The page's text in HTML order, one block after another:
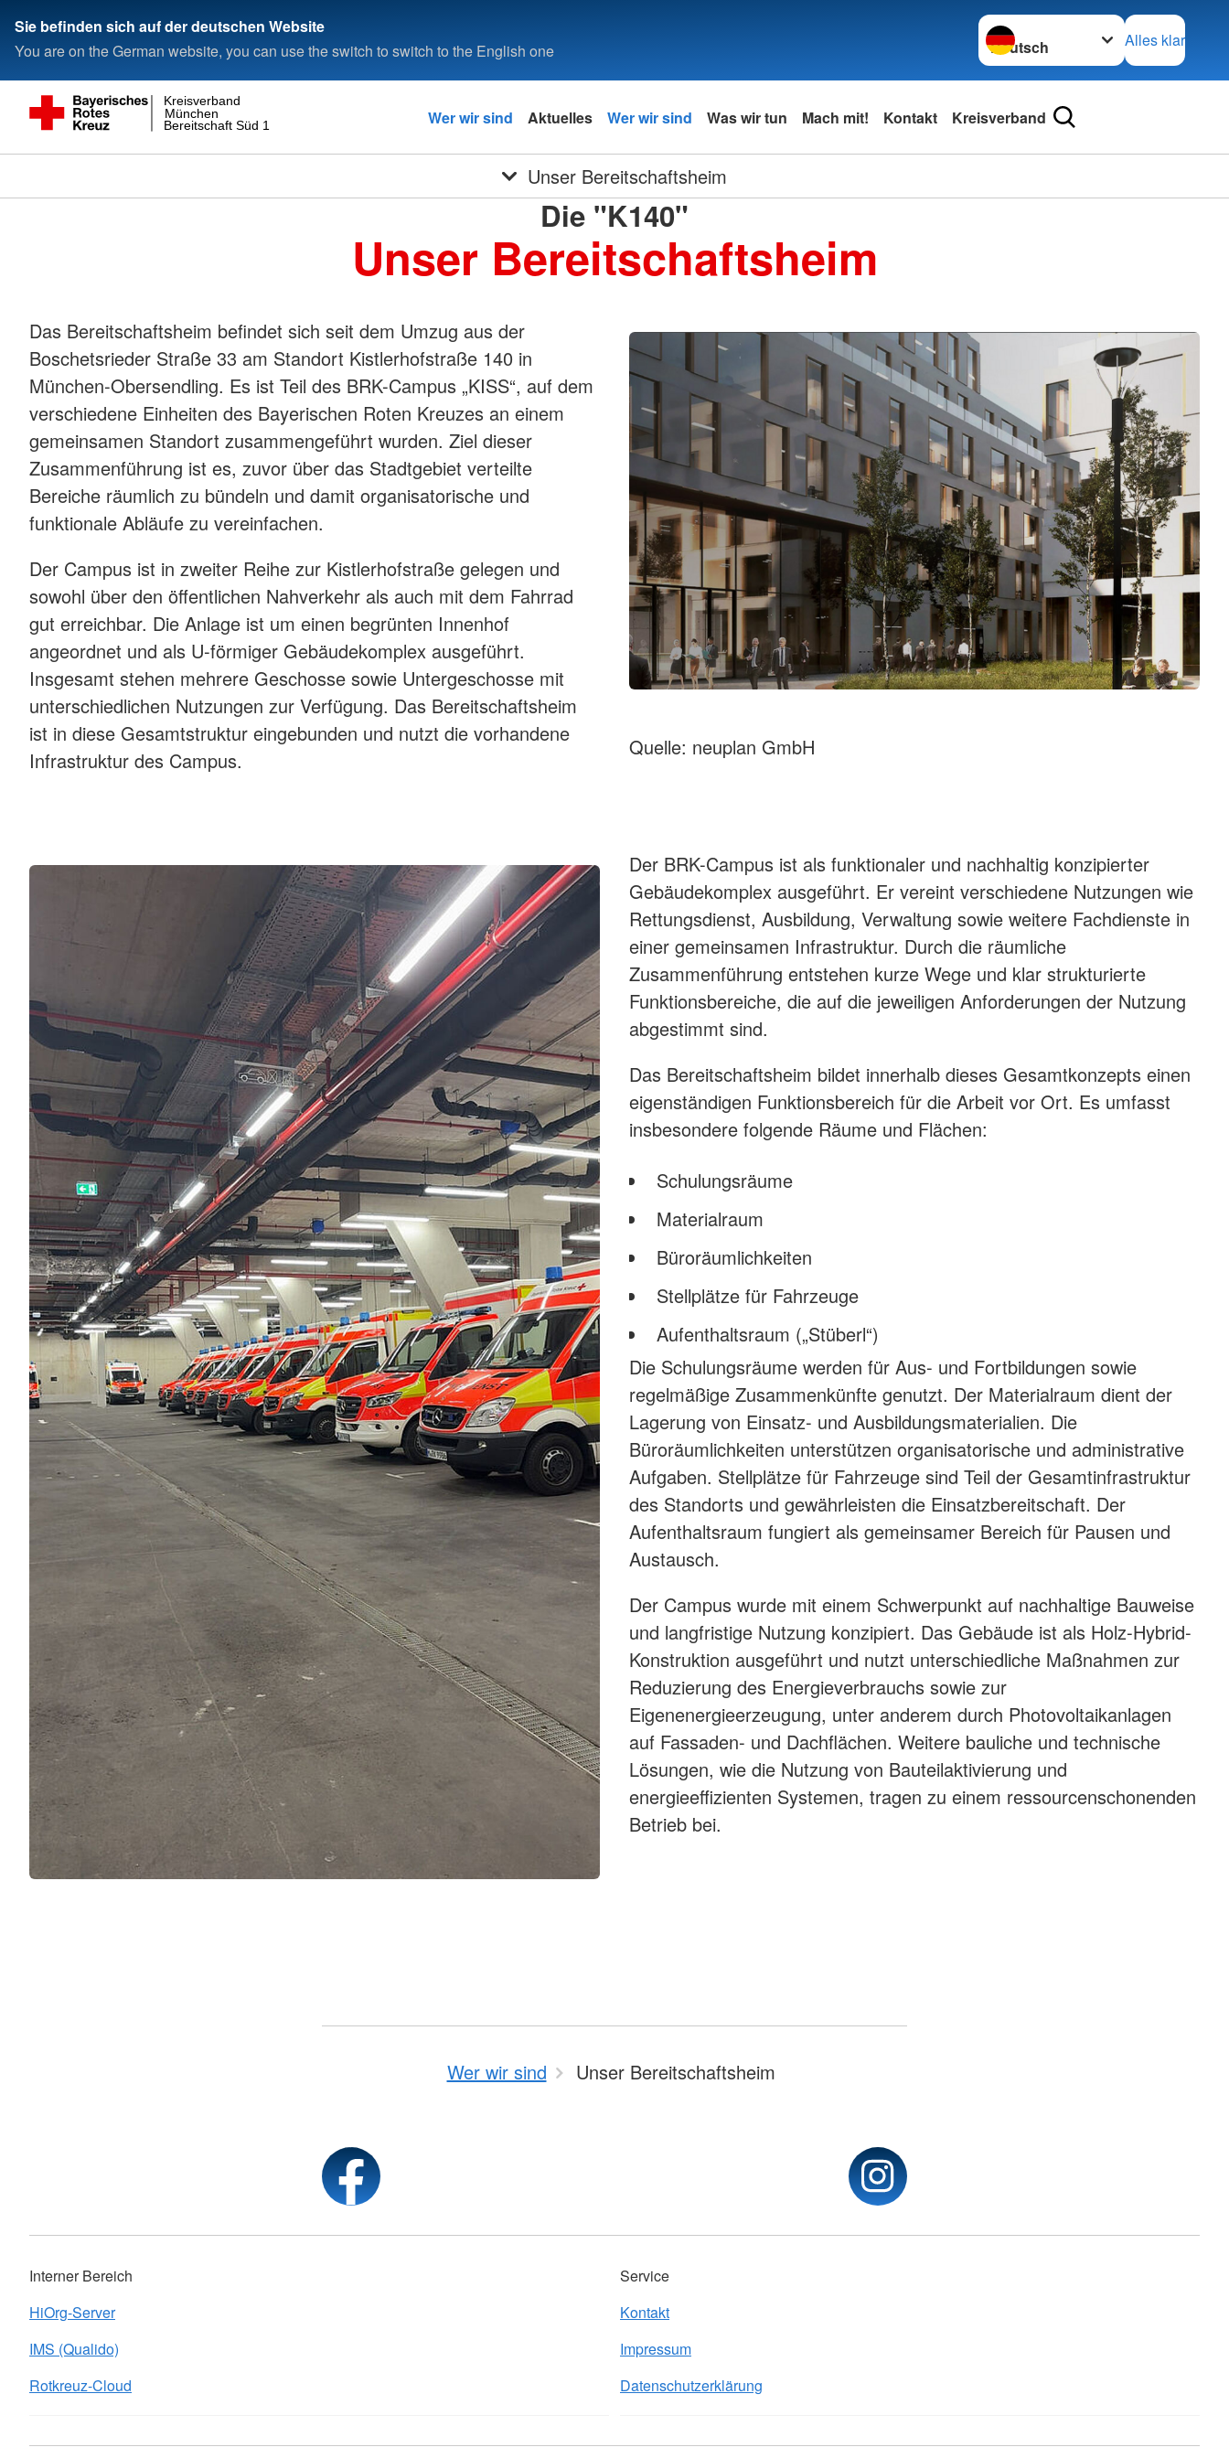
Sie befinden sich auf der deutschen Website
You are on the German website, you can use the switch to switch to the English one
Sprache wechseln zu
Alles klar
Bereitschaft Süd 1
München
Kreisverband
Wer wir sind Aktuelles Wer wir sind Was wir tun Mach mit! Kontakt Kreisverband
Unser Bereitschaftsheim
Die "K140"
Unser Bereitschaftsheim
Das Bereitschaftsheim befindet sich seit dem Umzug aus der
Boschetsrieder Straße 33 am Standort Kistlerhofstraße 140 in
München-Obersendling. Es ist Teil des BRK-Campus „KISS“, auf dem
verschiedene Einheiten des Bayerischen Roten Kreuzes an einem
gemeinsamen Standort zusammengeführt wurden. Ziel dieser
Zusammenführung ist es, zuvor über das Stadtgebiet verteilte
Bereiche räumlich zu bündeln und damit organisatorische und
funktionale Abläufe zu vereinfachen.
Der Campus ist in zweiter Reihe zur Kistlerhofstraße gelegen und
sowohl über den öffentlichen Nahverkehr als auch mit dem Fahrrad
gut erreichbar. Die Anlage ist um einen begrünten Innenhof
angeordnet und als U-förmiger Gebäudekomplex ausgeführt.
Insgesamt stehen mehrere Geschosse sowie Untergeschosse mit
unterschiedlichen Nutzungen zur Verfügung. Das Bereitschaftsheim
ist in diese Gesamtstruktur eingebunden und nutzt die vorhandene
Infrastruktur des Campus.
Quelle: neuplan GmbH
Der BRK-Campus ist als funktionaler und nachhaltig konzipierter
Gebäudekomplex ausgeführt. Er vereint verschiedene Nutzungen wie
Rettungsdienst, Ausbildung, Verwaltung sowie weitere Fachdienste in
einer gemeinsamen Infrastruktur. Durch die räumliche
Zusammenführung entstehen kurze Wege und klar strukturierte
Funktionsbereiche, die auf die jeweiligen Anforderungen der Nutzung
abgestimmt sind.
Das Bereitschaftsheim bildet innerhalb dieses Gesamtkonzepts einen
eigenständigen Funktionsbereich für die Arbeit vor Ort. Es umfasst
insbesondere folgende Räume und Flächen:
Schulungsräume
Materialraum
Büroräumlichkeiten
Stellplätze für Fahrzeuge
Aufenthaltsraum („Stüberl“)
Die Schulungsräume werden für Aus- und Fortbildungen sowie
regelmäßige Zusammenkünfte genutzt. Der Materialraum dient der
Lagerung von Einsatz- und Ausbildungsmaterialien. Die
Büroräumlichkeiten unterstützen organisatorische und administrative
Aufgaben. Stellplätze für Fahrzeuge sind Teil der Gesamtinfrastruktur
des Standorts und gewährleisten die Einsatzbereitschaft. Der
Aufenthaltsraum fungiert als gemeinsamer Bereich für Pausen und
Austausch.
Der Campus wurde mit einem Schwerpunkt auf nachhaltige Bauweise
und langfristige Nutzung konzipiert. Das Gebäude ist als Holz-Hybrid-
Konstruktion ausgeführt und nutzt unterschiedliche Maßnahmen zur
Reduzierung des Energieverbrauchs sowie zur
Eigenenergieerzeugung, unter anderem durch Photovoltaikanlagen
auf Fassaden- und Dachflächen. Weitere bauliche und technische
Lösungen, wie die Nutzung von Bauteilaktivierung und
energieeffizienten Systemen, tragen zu einem ressourcenschonenden
Betrieb bei.
Wer wir sind Unser Bereitschaftsheim
Interner Bereich
HiOrg-Server
IMS (Qualido)
Rotkreuz-Cloud
Service
Kontakt
Impressum
Datenschutzerklärung